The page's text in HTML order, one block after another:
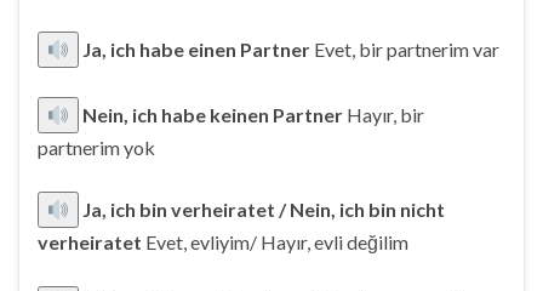
Ja, ich habe einen Partner Evet, bir partnerim var
Nein, ich habe keinen Partner Hayır, bir
partnerim yok
Ja, ich bin verheiratet / Nein, ich bin nicht
verheiratet Evet, evliyim/ Hayır, evli değilim